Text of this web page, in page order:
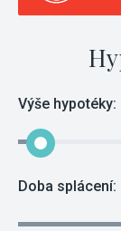
Výše hypotéky:
Doba splácení: